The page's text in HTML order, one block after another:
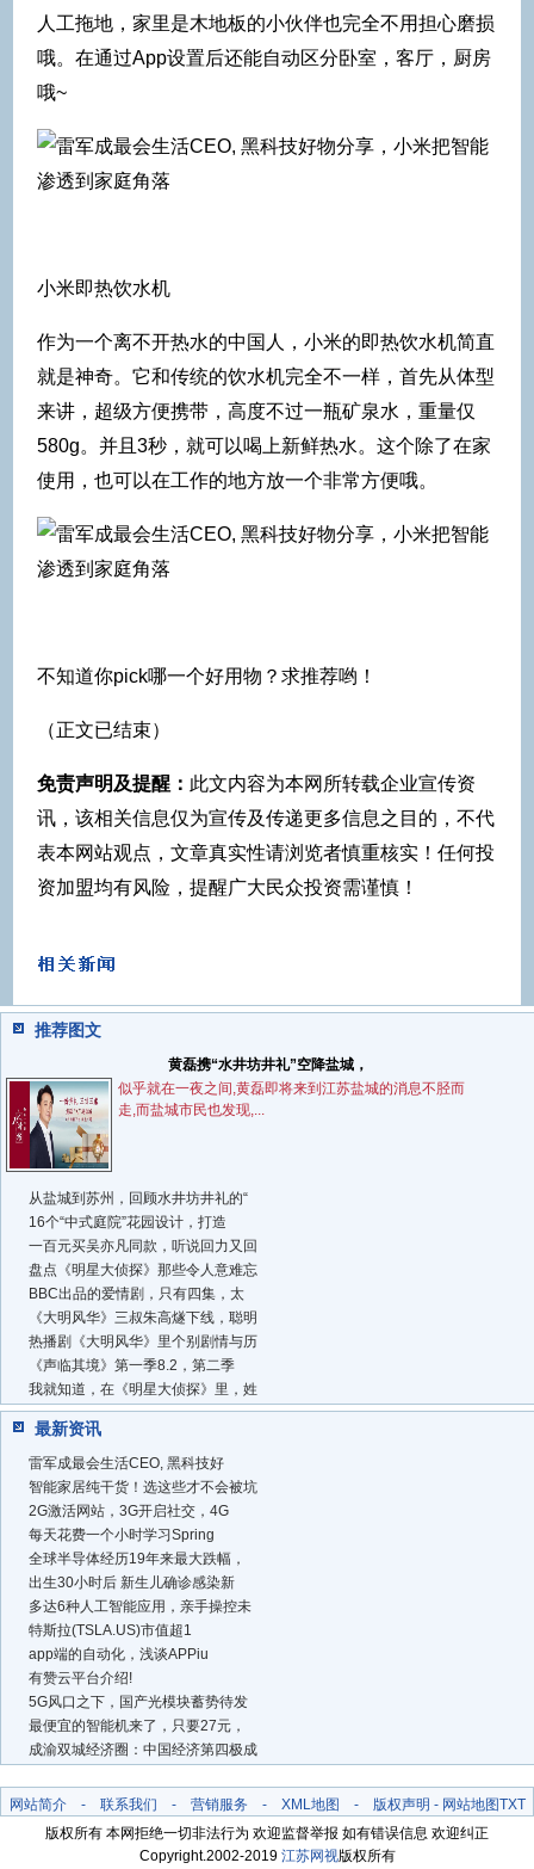
人工拖地，家里是木地板的小伙伴也完全不用担心磨损
哦。在通过App设置后还能自动区分卧室，客厅，厨房
哦~
小米即热饮水机
作为一个离不开热水的中国人，小米的即热饮水机简直
就是神奇。它和传统的饮水机完全不一样，首先从体型
来讲，超级方便携带，高度不过一瓶矿泉水，重量仅
580g。并且3秒，就可以喝上新鲜热水。这个除了在家
使用，也可以在工作的地方放一个非常方便哦。
不知道你pick哪一个好用物？求推荐哟！
（正文已结束）
免责声明及提醒： 此文内容为本网所转载企业宣传资
讯，该相关信息仅为宣传及传递更多信息之目的，不代
表本网站观点，文章真实性请浏览者慎重核实！任何投
资加盟均有风险，提醒广大民众投资需谨慎！
推荐图文
黄磊携“水井坊井礼”空降盐城，
似乎就在一夜之间,黄磊即将来到江苏盐城的消息不胫而
走,而盐城市民也发现,...
从盐城到苏州，回顾水井坊井礼的“
16个“中式庭院”花园设计，打造
一百元买吴亦凡同款，听说回力又回
盘点《明星大侦探》那些令人意难忘
BBC出品的爱情剧，只有四集，太
《大明风华》三叔朱高燧下线，聪明
热播剧《大明风华》里个别剧情与历
《声临其境》第一季8.2，第二季
我就知道，在《明星大侦探》里，姓
最新资讯
雷军成最会生活CEO, 黑科技好
智能家居纯干货！选这些才不会被坑
2G激活网站，3G开启社交，4G
每天花费一个小时学习Spring
全球半导体经历19年来最大跌幅，
出生30小时后 新生儿确诊感染新
多达6种人工智能应用，亲手操控未
特斯拉(TSLA.US)市值超1
app端的自动化，浅谈APPiu
有赞云平台介绍!
5G风口之下，国产光模块蓄势待发
最便宜的智能机来了，只要27元，
成渝双城经济圈：中国经济第四极成
网站简介- 联系我们 - 营销服务 - XML地图 - 版权声明 - 网站地图TXT
版权所有 本网拒绝一切非法行为 欢迎监督举报 如有错误信息 欢迎纠正
Copyright.2002-2019 江苏网视版权所有